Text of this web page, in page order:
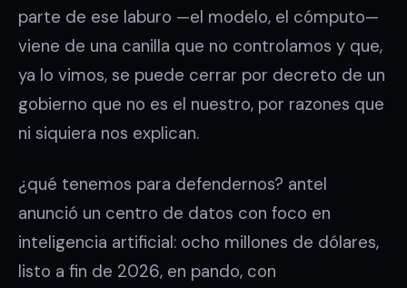
parte de ese laburo —el modelo, el cómputo—
viene de una canilla que no controlamos y que,
ya lo vimos, se puede cerrar por decreto de un
gobierno que no es el nuestro, por razones que
ni siquiera nos explican.
¿qué tenemos para defendernos? antel
anunció un centro de datos con foco en
inteligencia artificial: ocho millones de dólares,
listo a fin de 2026, en pando, con